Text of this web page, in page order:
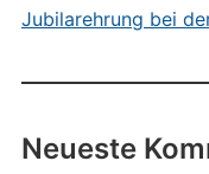
Jubilarehrung bei
Neueste